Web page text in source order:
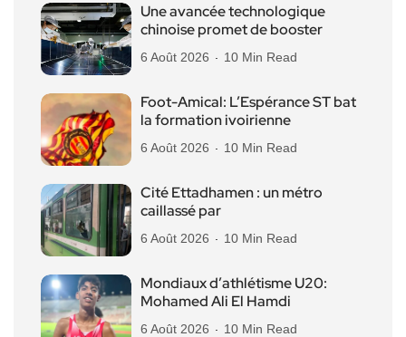
Une avancée technologique
chinoise promet de booster
6 Août 2026 10 Min Read
Foot-Amical: L’Espérance ST bat
la formation ivoirienne
6 Août 2026 10 Min Read
Cité Ettadhamen : un métro
caillassé par
6 Août 2026 10 Min Read
Mondiaux d’athlétisme U20:
Mohamed Ali El Hamdi
6 Août 2026 10 Min Read